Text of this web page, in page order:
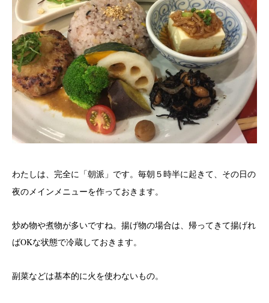
わたしは、完全に 「朝派」 です。毎朝５時半に起きて、その日の
夜のメインメニューを作っておきます。
炒め物や煮物が多いですね。揚げ物の場合は、帰ってきて揚げれ
ばOKな状態で冷蔵しておきます。
副菜などは基本的に火を使わないもの。